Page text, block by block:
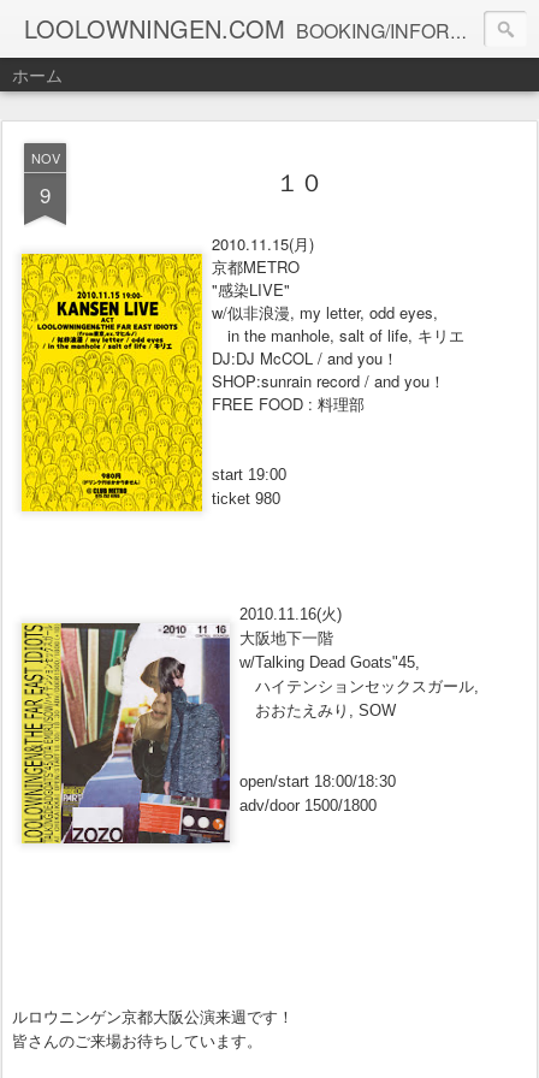
LOOLOWNINGEN.COM BOOKING/INFORMATION info@loolowningen.com
ホーム
NOV
9 １０
2010.11.15(月)
京都METRO
"感染LIVE"
w/似非浪漫, my letter, odd eyes,
in the manhole, salt of life, キリエ
DJ:DJ McCOL / and you！
SHOP:sunrain record / and you！
FREE FOOD : 料理部
start 19:00
ticket 980
2010.11.16(火)
大阪地下一階
w/Talking Dead Goats"45,
ハイテンションセックスガール,
おおたえみり, SOW
open/start 18:00/18:30
adv/door 1500/1800
ルロウニンゲン京都大阪公演来週です！
皆さんのご来場お待ちしています。